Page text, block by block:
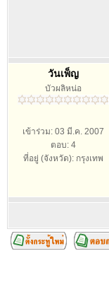
วันเพ็ญ
บัวผลิหน่อ
เข้าร่วม: 03 มี.ค. 2007
ตอบ: 4
ที่อยู่ (จังหวัด): กรุงเทพ